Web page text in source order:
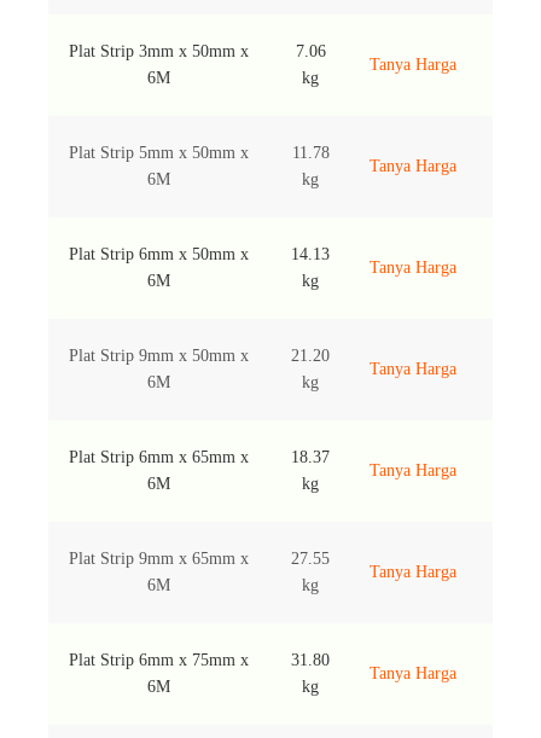
Plat Strip 3mm x 50mm x
6M
7.06
kg
Tanya Harga
Plat Strip 5mm x 50mm x
6M
11.78
kg
Tanya Harga
Plat Strip 6mm x 50mm x
6M
14.13
kg
Tanya Harga
Plat Strip 9mm x 50mm x
6M
21.20
kg
Tanya Harga
Plat Strip 6mm x 65mm x
6M
18.37
kg
Tanya Harga
Plat Strip 9mm x 65mm x
6M
27.55
kg
Tanya Harga
Plat Strip 6mm x 75mm x
6M
31.80
kg
Tanya Harga